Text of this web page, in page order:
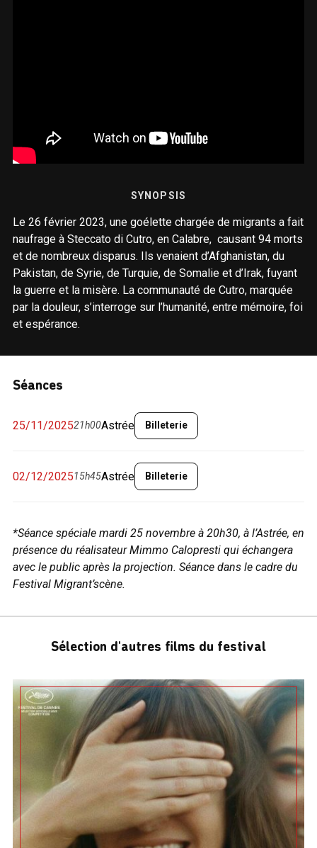
SYNOPSIS
Le 26 février 2023, une goélette chargée de migrants a fait
naufrage à Steccato di Cutro, en Calabre, causant 94 morts
et de nombreux disparus. Ils venaient d’Afghanistan, du
Pakistan, de Syrie, de Turquie, de Somalie et d’Irak, fuyant
la guerre et la misère. La communauté de Cutro, marquée
par la douleur, s’interroge sur l’humanité, entre mémoire, foi
et espérance.
Séances
25/11/202521h00Astrée Billeterie
02/12/202515h45Astrée Billeterie
*Séance spéciale mardi 25 novembre à 20h30, à l’Astrée, en
présence du réalisateur Mimmo Calopresti qui échangera
avec le public après la projection. Séance dans le cadre du
Festival Migrant’scène.
Sélection d'autres films du festival